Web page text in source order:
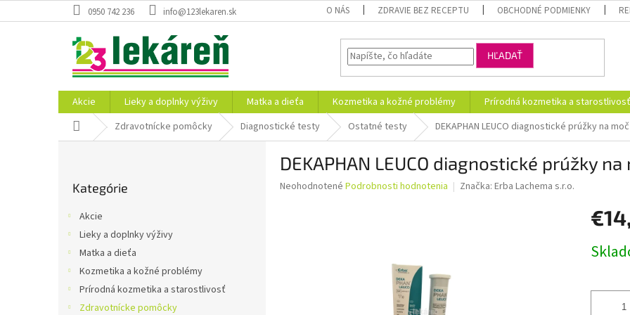
na
0950 742 236 info@123lekaren.sk O NÁS ZDRAVIE BEZ RECEPTU OBCHODNÉ PODMIENKY
HĽADAŤ
Akcie Lieky a doplnky výživy Matka a dieťa Kozmetika a kožné problémy Prírodná kozmetika a starostlivosť
Domov Zdravotnícke pomôcky Diagnostické testy Ostatné testy DEKAPHAN LEUCO diagnostické prúžky na
kategórie
Kategórie
Akcie
Lieky a doplnky výživy
Matka a dieťa
Kozmetika a kožné problémy
Prírodná kozmetika a starostlivosť
Zdravotnícke pomôcky
DEKAPHAN LEUCO diagnostické prúžky na
Priemerné
Neohodnotené Podrobnosti hodnotenia Značka: Erba Lachema s.r.o.
cena: